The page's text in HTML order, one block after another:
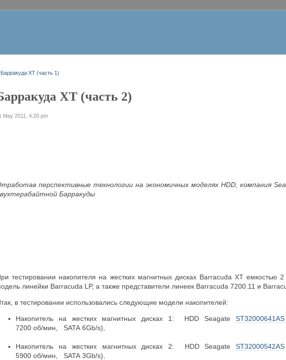
Барракуда XT (часть 1)
XT (часть 2)
May 2011, 4:20 pm
перспективные технологии на экономичных моделях HDD, компания
Барракуды
тестировании накопителя на жестких магнитных дисках Barracuda XT емкостью
линейки Barracuda LP, а также представители линеек Barracuda 7200.11 и
в тестировании использовались следующие модели накопителей:
Накопитель на жестких магнитных дисках 1: HDD Seagate ST32000641AS
7200 об/мин, SATA 6Gb/s),
Накопитель на жестких магнитных дисках 2: HDD SeagateST32000542AS
5900 об/мин, SATA 3Gb/s),